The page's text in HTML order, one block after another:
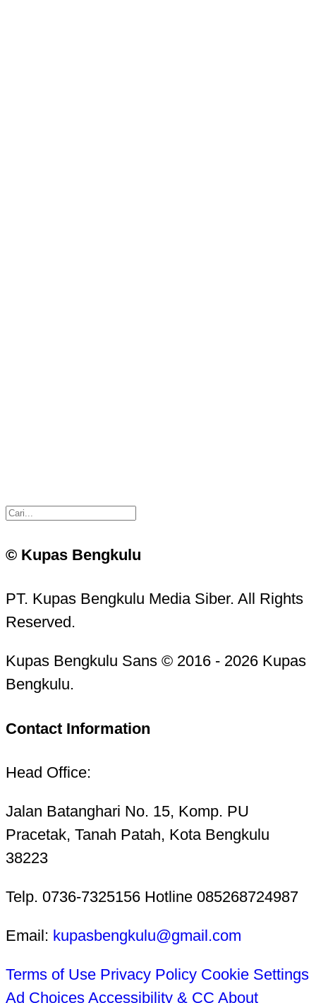
© Kupas Bengkulu
PT. Kupas Bengkulu Media Siber. All Rights
Reserved.
Kupas Bengkulu Sans © 2016 - 2026 Kupas
Bengkulu.
Contact Information
Head Office:
Jalan Batanghari No. 15, Komp. PU
Pracetak, Tanah Patah, Kota Bengkulu
38223
Telp. 0736-7325156 Hotline 085268724987
Email: kupasbengkulu@gmail.com
Terms of Use Privacy Policy Cookie Settings
Ad Choices Accessibility & CC About